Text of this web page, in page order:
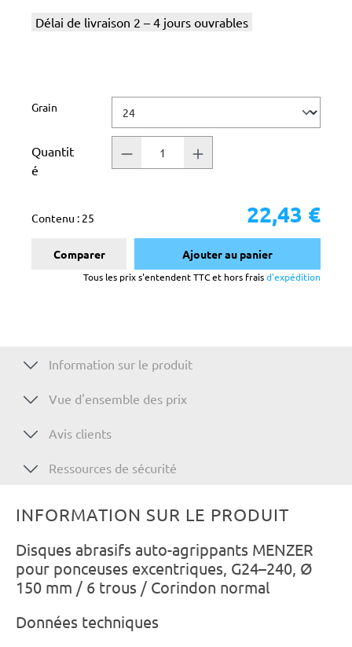
Délai de livraison 2 – 4 jours ouvrables
Sélectionnez
Grain
Quantit
é
Contenu : 25 22,43 €
Comparer Ajouter au panier
Tous les prix s'entendent TTC et hors fraisd'expédition
Information sur le produit
Vue d'ensemble des prix
Avis clients
Ressources de sécurité
INFORMATION SUR LE PRODUIT
Disques abrasifs auto-agrippants MENZER
pour ponceuses excentriques, G24–240, Ø
150 mm / 6 trous / Corindon normal
Données techniques